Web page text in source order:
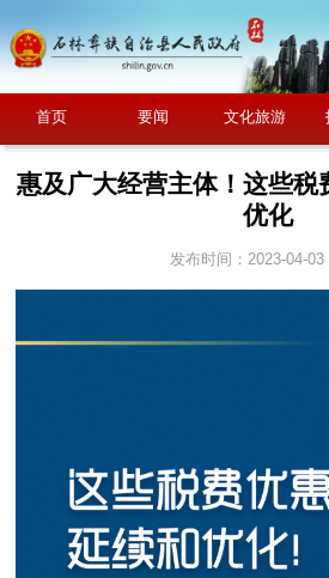
首页 要闻 文化旅游
惠及广大经营主体！这些税
优化
发布时间：2023-04-03